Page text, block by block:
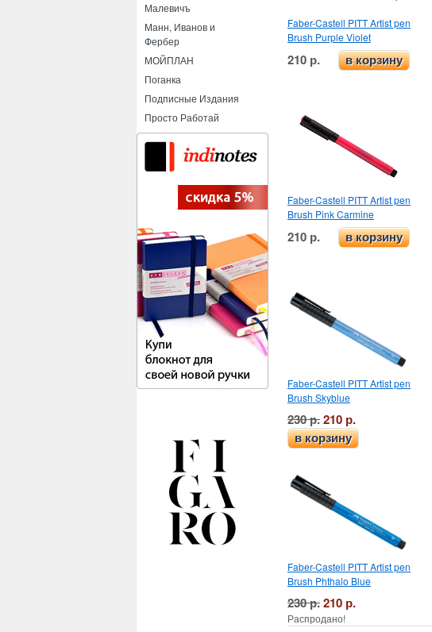
Малевичъ
Манн, Иванов и
Фербер
МОЙПЛАН
Поганка
Подписные Издания
Просто Работай
Faber-Castell PITT Artist pen
Brush Purple Violet
210 р. в корзину
Faber-Castell PITT Artist pen
Brush Pink Carmine
210 р. в корзину
Faber-Castell PITT Artist pen
Brush Skyblue
230 р.210 р.
в корзину
Faber-Castell PITT Artist pen
Brush Phthalo Blue
230 р.210 р.
Распродано!